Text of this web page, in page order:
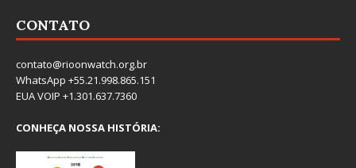
CONTATO
contato@rioonwatch.org.br
WhatsApp +55.21.998.865.151
EUA VOIP +1.301.637.7360
CONHEÇA NOSSA HISTÓRIA: